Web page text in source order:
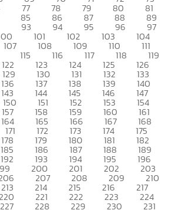
77 78 79 80 81
85 86 87 88 89
93 94 95 96 97
101 102 103 104
107 108 109 110 111
115 116 117 118 119
122 123 124 125 126
129 130 131 132 133
136 137 138 139 140
143 144 145 146 147
150 151 152 153 154
157 158 159 160 161
164 165 166 167 168
171 172 173 174 175
178 179 180 181 182
185 186 187 188 189
192 193 194 195 196
200 201 202 203
207 208 209 210
213 214 215 216 217
221 222 223 224
227 228 229 230 231